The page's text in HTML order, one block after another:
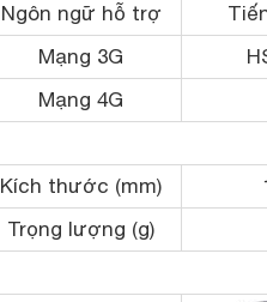
Ngôn ngữ hỗ trợ
Mạng 3G
Mạng 4G
Kích thước (mm)
Trọng lượng (g)